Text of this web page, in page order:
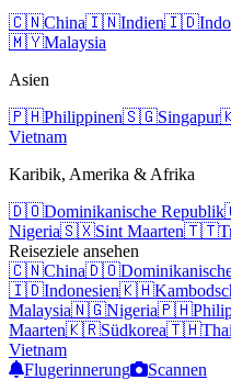
🇨🇳China🇮🇳Indien🇮🇩
🇲🇾Malaysia
Asien
🇵🇭Philippinen🇸🇬Singapur
Vietnam
Karibik, Amerika & Afrika
🇩🇴Dominikanische Republik
Nigeria🇸🇽Sint Maarten🇹🇹
Reiseziele ansehen
🇨🇳China🇩🇴
🇮🇩Indonesien🇰🇭
Malaysia🇳🇬Nigeria🇵🇭
Maarten🇰🇷Südkorea🇹🇭
Vietnam
Flugerinnerung
Scannen